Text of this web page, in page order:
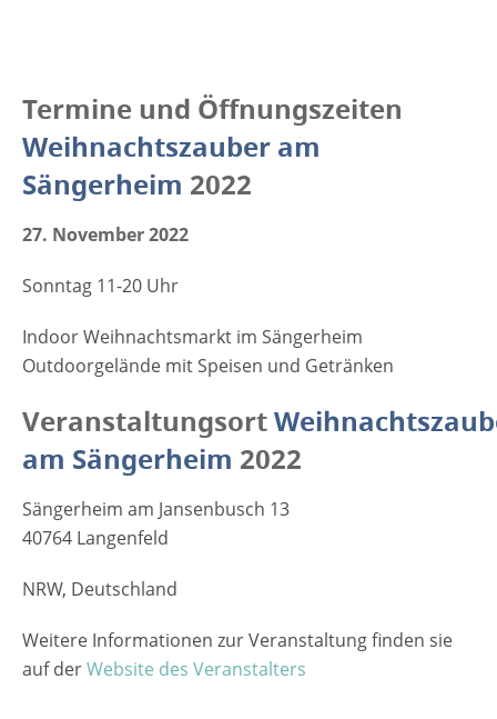
Termine und Öffnungszeiten
Weihnachtszauber am
Sängerheim 2022
27. November 2022
Sonntag 11-20 Uhr
Indoor Weihnachtsmarkt im Sängerheim
Outdoorgelände mit Speisen und Getränken
Veranstaltungsort
am Sängerheim 2022
Sängerheim am Jansenbusch 13
40764 Langenfeld
NRW, Deutschland
Weitere Informationen zur Veranstaltung finden sie
auf derWebsite des Veranstalters